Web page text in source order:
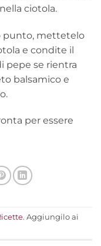
ciotola.
punto, mettetelo
e condite il
pepe se rientra
balsamico e
per essere
. Aggiungilo ai